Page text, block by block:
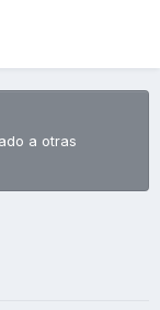
a otras